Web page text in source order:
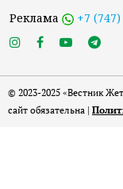
Реклама +7
© 2023-2025 «Вестник
сайт обязательна |